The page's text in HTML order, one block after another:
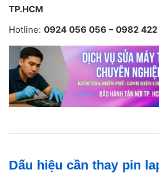
TP.HCM
Hotline: 0924 056 056 – 0982 422
Dấu hiệu cần thay pin